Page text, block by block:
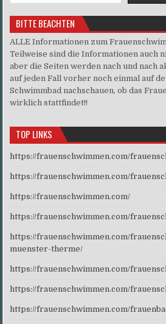
BITTE BEACHTEN
ALLE Informationen zum
Teilweise sind die Informationen auch
aber die Seiten werden nach und nach
auf jeden Fall vorher noch einmal auf
Schwimmbad nachschauen, ob das
wirklich stattfindet!!
TOP LINKS
https://frauenschwimmen.com/
https://frauenschwimmen.com/
https://frauenschwimmen.com/
https://frauenschwimmen.com/
https://frauenschwimmen.com/
muenster-therme/
https://frauenschwimmen.com/
https://frauenschwimmen.com/
https://frauenschwimmen.com/